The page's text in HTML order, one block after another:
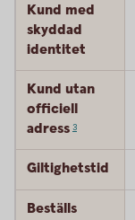
Kund med
skyddad
identitet
Kund utan
officiell
adress 3
Giltighetstid
Beställs